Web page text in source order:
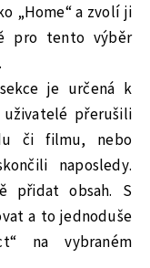
„Home“ a zvolí ji
pro tento výběr
je určená k
přerušili
či filmu, nebo
naposledy.
přidat obsah. S
a to jednoduše
na vybraném